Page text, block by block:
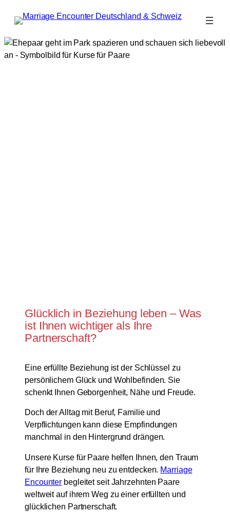
Inhalt
Glücklich in Beziehung leben – Was
ist Ihnen wichtiger als Ihre
Partnerschaft?
Eine erfüllte Beziehung ist der Schlüssel zu
persönlichem Glück und Wohlbefinden. Sie
schenkt Ihnen Geborgenheit, Nähe und Freude.
Doch der Alltag mit Beruf, Familie und
Verpflichtungen kann diese Empfindungen
manchmal in den Hintergrund drängen.
Unsere Kurse für Paare helfen Ihnen, den Traum
für Ihre Beziehung neu zu entdecken. Marriage
Encounter begleitet seit Jahrzehnten Paare
weltweit auf ihrem Weg zu einer erfüllten und
glücklichen Partnerschaft.